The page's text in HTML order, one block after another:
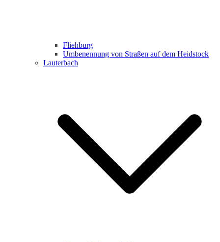
Fliehburg
Umbenennung von Straßen auf dem Heidstock
Lauterbach